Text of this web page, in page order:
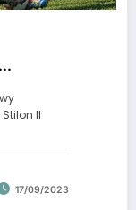
II
17/09/2023